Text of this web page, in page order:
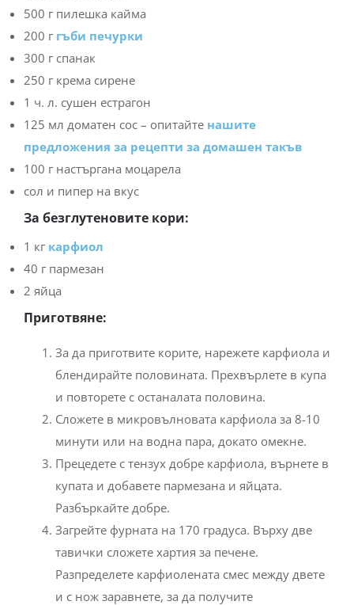
500 г пилешка кайма
200 г гъби печурки
300 г спанак
250 г крема сирене
1 ч. л. сушен естрагон
125 мл доматен сос – опитайте нашите
предложения за рецепти за домашен такъв
100 г настъргана моцарела
сол и пипер на вкус
За безглутеновите кори:
1 кг карфиол
40 г пармезан
2 яйца
Приготвяне:
За да приготвите корите, нарежете карфиола и
блендирайте половината. Прехвърлете в купа
и повторете с останалата половина.
Сложете в микровълновата карфиола за 8-10
минути или на водна пара, докато омекне.
Прецедете с тензух добре карфиола, върнете в
купата и добавете пармезана и яйцата.
Разбъркайте добре.
Загрейте фурната на 170 градуса. Върху две
тавички сложете хартия за печене.
Разпределете карфиолената смес между двете
и с нож заравнете, за да получите